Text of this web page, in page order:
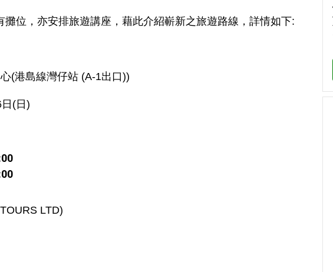
攤位，亦安排旅遊講座，藉此介紹嶄新之旅遊路線，詳情如下:
(港島線灣仔站 (A-1出口))
(日)
LTD)